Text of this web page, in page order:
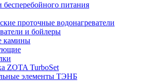
питания
проточные водонагреватели
и бойлеры
камины
ZOTA TurboSet
элементы ТЭНБ